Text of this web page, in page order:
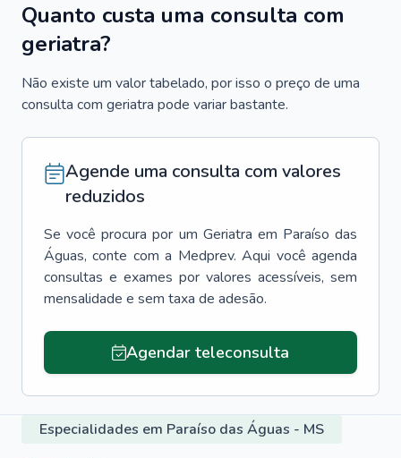
Quanto custa uma consulta com
geriatra?
Não existe um valor tabelado, por isso o preço de uma
consulta com geriatra pode variar bastante.
Agende uma consulta com valores
reduzidos
Se você procura por um Geriatra em Paraíso das
Águas, conte com a Medprev. Aqui você agenda
consultas e exames por valores acessíveis, sem
mensalidade e sem taxa de adesão.
Agendar teleconsulta
Especialidades em Paraíso das Águas - MS